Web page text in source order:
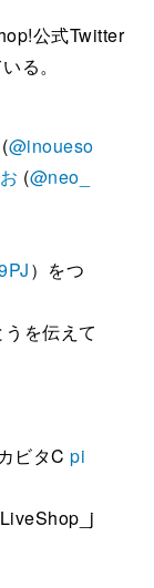
公式Twitter
る。
(@inoueso
(@neo_
）をつ
を伝えて
ビタC pi